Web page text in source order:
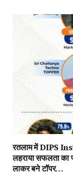
रतलाम में DIPS
लहराया सफलता का
लाकर बने टॉपर…